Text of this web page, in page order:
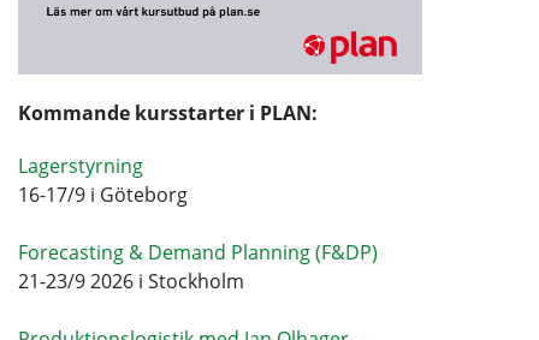
Kommande kursstarter i PLAN:
Lagerstyrning
16-17/9 i Göteborg
Forecasting & Demand Planning (F&DP)
21-23/9 2026 i Stockholm